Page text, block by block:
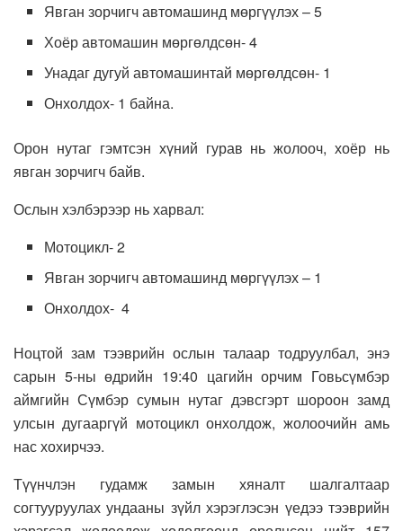
Явган зорчигч автомашинд мөргүүлэх – 5
Хоёр автомашин мөргөлдсөн- 4
Унадаг дугуй автомашинтай мөргөлдсөн- 1
Онхолдох- 1 байна.
Орон нутаг гэмтсэн хүний гурав нь жолооч, хоёр нь
явган зорчигч байв.
Ослын хэлбэрээр нь харвал:
Мотоцикл- 2
Явган зорчигч автомашинд мөргүүлэх – 1
Онхолдох- 4
Ноцтой зам тээврийн ослын талаар тодруулбал, энэ
сарын 5-ны өдрийн 19:40 цагийн орчим Говьсүмбэр
аймгийн Сүмбэр сумын нутаг дэвсгэрт шороон замд
улсын дугааргүй мотоцикл онхолдож, жолоочийн амь
нас хохирчээ.
Түүнчлэн гудамж замын хяналт шалгалтаар
согтууруулах ундааны зүйл хэрэглэсэн үедээ тээврийн